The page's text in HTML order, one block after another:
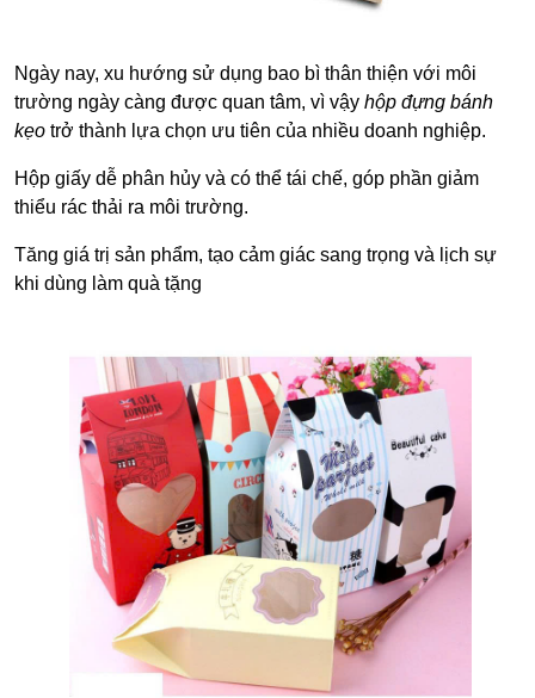
Ngày nay, xu hướng sử dụng bao bì thân thiện với môi
trường ngày càng được quan tâm, vì vậy hộp đựng bánh
kẹo trở thành lựa chọn ưu tiên của nhiều doanh nghiệp.
Hộp giấy dễ phân hủy và có thể tái chế, góp phần giảm
thiểu rác thải ra môi trường.
Tăng giá trị sản phẩm, tạo cảm giác sang trọng và lịch sự
khi dùng làm quà tặng